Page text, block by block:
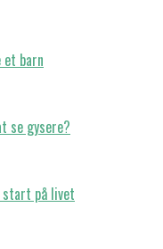
barn
se gysere?
start på livet